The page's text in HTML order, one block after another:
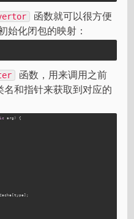
函数就可以很方便
始化闭包的映射：
函数，用来调用之前
和指针来获取到对应的
arg) {